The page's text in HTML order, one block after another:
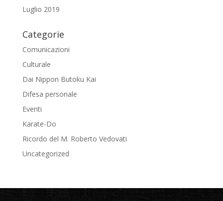
Luglio 2019
Categorie
Comunicazioni
Culturale
Dai Nippon Butoku Kai
Difesa personale
Eventi
Karate-Do
Ricordo del M. Roberto Vedovati
Uncategorized